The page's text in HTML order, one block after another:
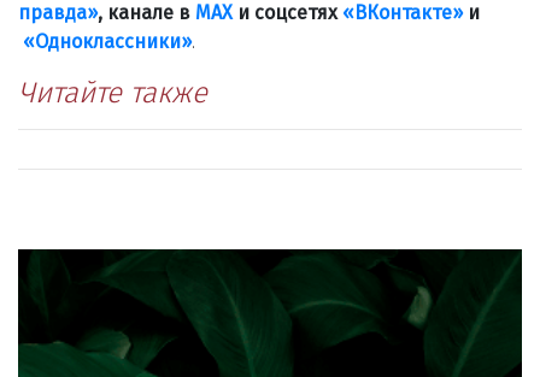
правда», канале в МАХи соцсетях «ВКонтакте»и
«Одноклассники».
Читайте также